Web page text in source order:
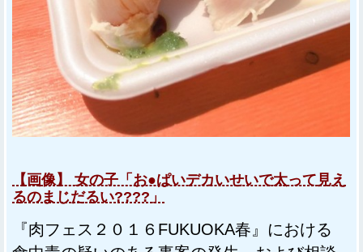
【画像】 女の子「お●ぱいデカいせいで太って見え
るのまじだるい????」
『肉フェス２０１６FUKUOKA春』における